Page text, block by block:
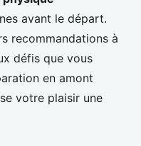
avant le départ.
recommandations à
défis que vous
en amont
votre plaisir une